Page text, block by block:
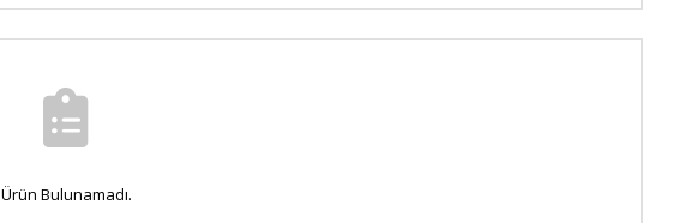
Ürün Bulunamadı.